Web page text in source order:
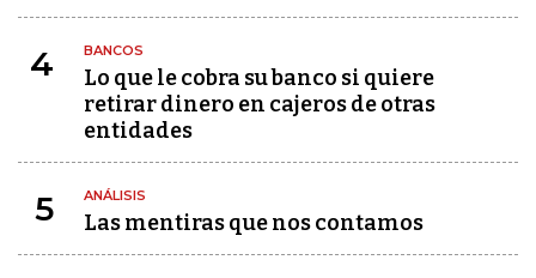
4 BANCOS
Lo que le cobra su banco si quiere
retirar dinero en cajeros de otras
entidades
5 ANÁLISIS
Las mentiras que nos contamos